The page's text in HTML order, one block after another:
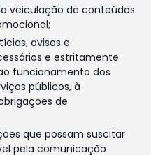
veiculação de conteúdos
avisos e
e estritamente
funcionamento dos
públicos, à
de
que possam suscitar
pela comunicação